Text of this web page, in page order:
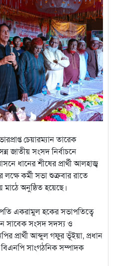
চেয়ারম্যান তারেক
জাতীয় সংসদ নির্বাচনে
ধানের শীষের প্রার্থী আলহাজ্ব
কর্মী সভা শুক্রবার রাতে
মাঠে অনুষ্ঠিত হয়েছে।
একরামুল হকের সভাপতিত্বে
সাবেক সংসদ সদস্য ও
প্রার্থী আব্দুল গফুর ভূঁইয়া, প্রধান
সাংগঠনিক সম্পাদক